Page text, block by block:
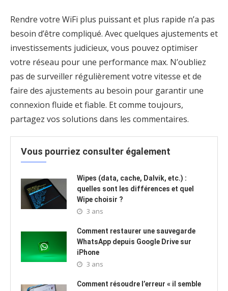
Rendre votre WiFi plus puissant et plus rapide n’a pas
besoin d’être compliqué. Avec quelques ajustements et
investissements judicieux, vous pouvez optimiser
votre réseau pour une performance max. N’oubliez
pas de surveiller régulièrement votre vitesse et de
faire des ajustements au besoin pour garantir une
connexion fluide et fiable. Et comme toujours,
partagez vos solutions dans les commentaires.
Vous pourriez consulter également
Wipes (data, cache, Dalvik, etc.) :
quelles sont les différences et quel
Wipe choisir ?
3 ans
Comment restaurer une sauvegarde
WhatsApp depuis Google Drive sur
iPhone
3 ans
Comment résoudre l’erreur « il semble